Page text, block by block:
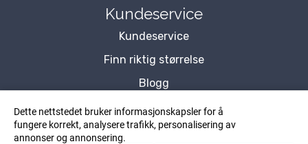
Dette nettstedet bruker informasjonskapsler for å
fungere korrekt, analysere trafikk, personalisering av
annonser og annonsering.
Kundeservice
Kundeservice
Finn riktig størrelse
Blogg
Om Oss
Kontakt Oss